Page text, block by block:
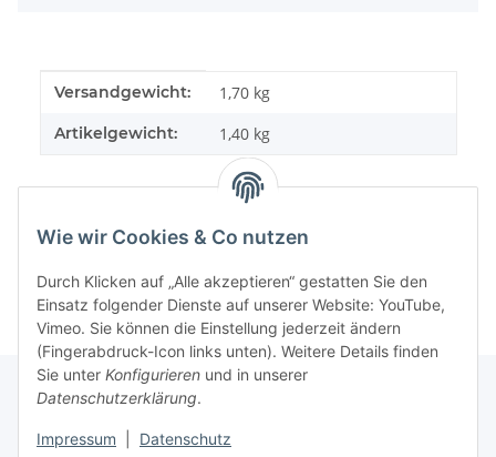
Wie wir Cookies & Co nutzen
Durch Klicken auf „Alle akzeptieren“ gestatten Sie den
Einsatz folgender Dienste auf unserer Website: YouTube,
Vimeo. Sie können die Einstellung jederzeit ändern
(Fingerabdruck-Icon links unten). Weitere Details finden
Sie unter Konfigurieren und in unserer
Datenschutzerklärung.
Impressum Datenschutz
Produkteigenschaft
Wert
Versandgewicht: 1,70 kg
Artikelgewicht: 1,40 kg
Informationen